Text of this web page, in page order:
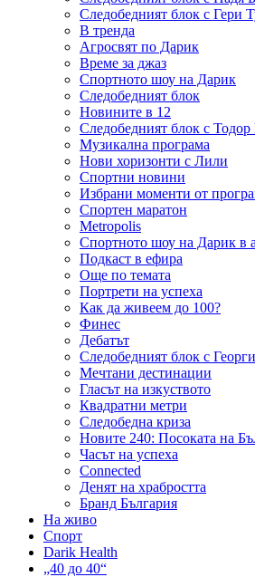
Следобедният блок с Гери
В тренда
Агросвят по Дарик
Време за джаз
Спортното шоу на Дарик
Следобедният блок
Новините в 12
Следобедният блок с Тодор
Музикална програма
Нови хоризонти с Лили
Спортни новини
Избрани моменти от
Спортен маратон
Metropolis
Спортното шоу на Дарик в
Подкаст в ефира
Още по темата
Портрети на успеха
Как да живеем до 100?
Финес
Дебатът
Следобедният блок с
Мечтани дестинации
Гласът на изкуството
Квадратни метри
Следобедна криза
Новите 240: Посоката на
Часът на успеха
Connected
Денят на храбростта
Бранд България
На живо
Спорт
Darik Health
„40 до 40“